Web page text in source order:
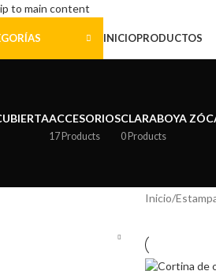
to main content
INICIOPRODUCTOS
ACCESORIOS
17 Products
CLARABOYA
0 Products
Inicio/